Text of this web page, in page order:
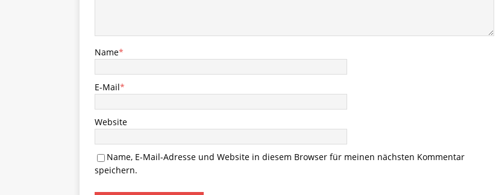
Name*
E-Mail*
Website
Name, E-Mail-Adresse und Website in diesem Browser für meinen nächsten Kommentar
speichern.